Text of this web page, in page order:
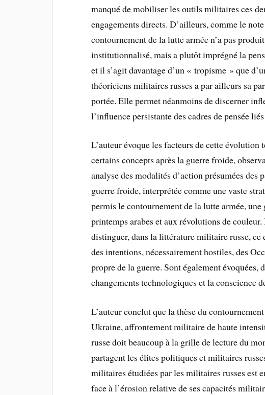
manqué de mobiliser les outils militaires ces
engagements directs. D’ailleurs, comme le
contournement de la lutte armée n’a pas
institutionnalisé, mais a plutôt imprégné la
et il s’agit davantage d’un « tropisme » que
théoriciens militaires russes a par ailleurs sa
portée. Elle permet néanmoins de discerner
l’influence persistante des cadres de pensée
L’auteur évoque les facteurs de cette
certains concepts après la guerre froide,
analyse des modalités d’action présumées
guerre froide, interprétée comme une vaste
permis le contournement de la lutte armée,
printemps arabes et aux révolutions de
distinguer, dans la littérature militaire russe, ce
des intentions, nécessairement hostiles, des
propre de la guerre. Sont également évoquées,
changements technologiques et la conscience
L’auteur conclut que la thèse du
Ukraine, affrontement militaire de haute
russe doit beaucoup à la grille de lecture du
partagent les élites politiques et militaires
militaires étudiées par les militaires russes est
face à l’érosion relative de ses capacités